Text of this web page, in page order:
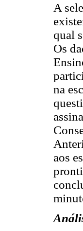
A
qual
Os
na
aos